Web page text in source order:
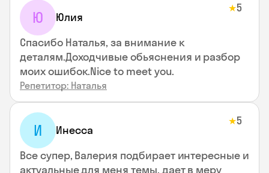
Ю Юлия
★5
Спасибо Наталья, за внимание к
деталям.Доходчивые обьяснения и разбор
моих ошибок.Nice to meet you.
Репетитор: Наталья
И Инесса
★5
Все супер, Валерия подбирает интересные и
актуальные для меня темы, дает в меру